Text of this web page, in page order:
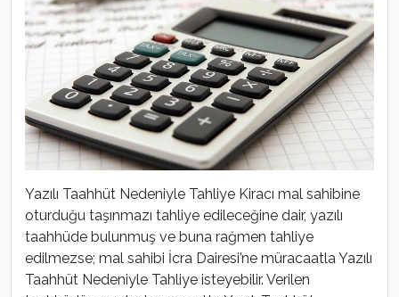
Yazılı Taahhüt Nedeniyle Tahliye Kiracı mal sahibine
oturduğu taşınmazı tahliye edileceğine dair, yazılı
taahhüde bulunmuş ve buna rağmen tahliye
edilmezse; mal sahibi İcra Dairesi’ne müracaatla Yazılı
Taahhüt Nedeniyle Tahliye isteyebilir. Verilen